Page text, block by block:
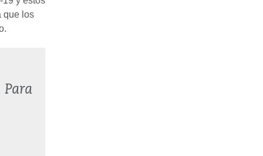
que los
Para